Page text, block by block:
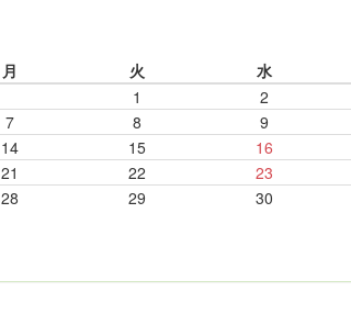
月 火 水
1
2
7 8 9
14 15 16
21 22 23
28 29 30